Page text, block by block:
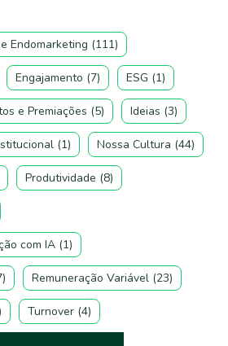
Endomarketing (111)
Engajamento (7) ESG (1)
e Premiações (5) Ideias (3)
(1) Nossa Cultura (44)
Produtividade (8)
com IA (1)
Remuneração Variável (23)
Turnover (4)